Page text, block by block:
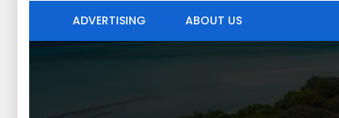
ADVERTISING ABOUT US